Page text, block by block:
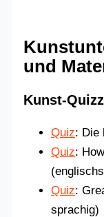
und
Kunst-
Quiz: Die
Quiz:
Quiz:
sprachig)